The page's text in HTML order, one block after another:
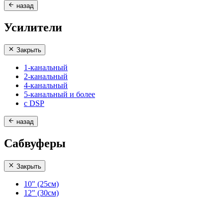
назад
Усилители
Закрыть
1-канальный
2-канальный
4-канальный
5-канальный и более
с DSP
назад
Сабвуферы
Закрыть
10" (25см)
12" (30см)